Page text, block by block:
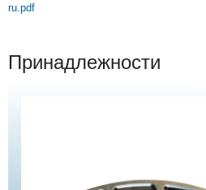
ru.pdf
Принадлежности